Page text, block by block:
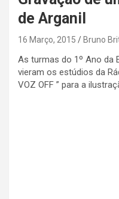
de Arganil
16 Março, 2015 Bruno
As turmas do 1º Ano da
vieram os estúdios da
VOZ OFF ” para a